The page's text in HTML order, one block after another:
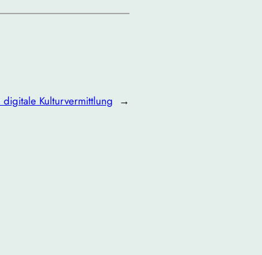
Kulturvermittlung →